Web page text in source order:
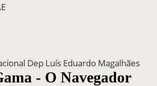
Dep Luís Eduardo Magalhães
- O Navegador